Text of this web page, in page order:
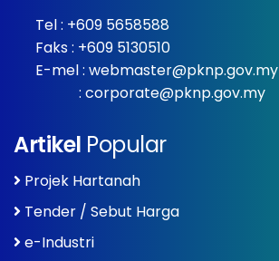
Tel : +609 5658588
Faks : +609 5130510
E-mel : webmaster@pknp.gov.my
: corporate@pknp.gov.my
Artikel Popular
Projek Hartanah
Tender / Sebut Harga
e-Industri